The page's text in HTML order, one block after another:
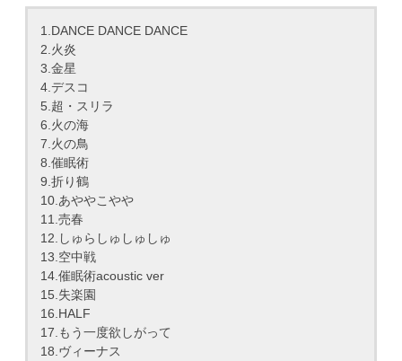
1.DANCE DANCE DANCE
2.火炎
3.金星
4.デスコ
5.超・スリラ
6.火の海
7.火の鳥
8.催眠術
9.折り鶴
10.あややこやや
11.売春
12.しゅらしゅしゅしゅ
13.空中戦
14.催眠術acoustic ver
15.失楽園
16.HALF
17.もう一度欲しがって
18.ヴィーナス